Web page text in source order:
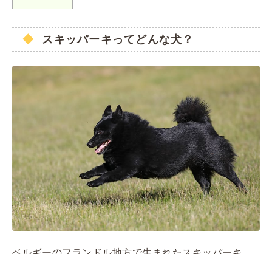
スキッパーキってどんな犬？